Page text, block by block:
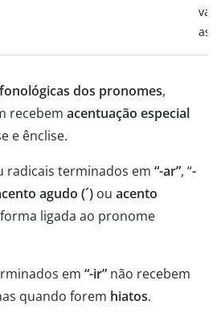
as)
dos pronomes,
recebem acentuação especial
e ênclise.
radicais terminados em “-ar”, “-
agudo (´) ou acento
ligada ao pronome
em “-ir” não recebem
quando forem hiatos.